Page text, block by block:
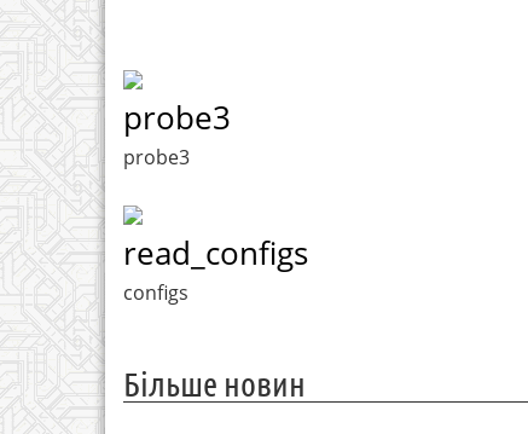
probe3
probe3
read_configs
configs
Більше новин